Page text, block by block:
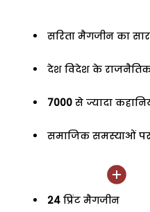
सरिता मैगजीन का
देश विदेश के राजनैतिक
7000 से ज्यादा
समाजिक समस्याओं
24 प्रिंट मैगजीन